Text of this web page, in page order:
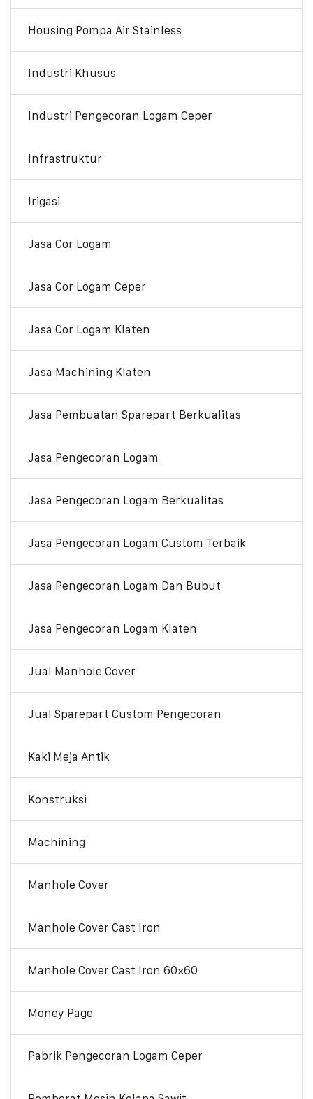
Housing Pompa Air Stainless
Industri Khusus
Industri Pengecoran Logam Ceper
Infrastruktur
Irigasi
Jasa Cor Logam
Jasa Cor Logam Ceper
Jasa Cor Logam Klaten
Jasa Machining Klaten
Jasa Pembuatan Sparepart Berkualitas
Jasa Pengecoran Logam
Jasa Pengecoran Logam Berkualitas
Jasa Pengecoran Logam Custom Terbaik
Jasa Pengecoran Logam Dan Bubut
Jasa Pengecoran Logam Klaten
Jual Manhole Cover
Jual Sparepart Custom Pengecoran
Kaki Meja Antik
Konstruksi
Machining
Manhole Cover
Manhole Cover Cast Iron
Manhole Cover Cast Iron 60×60
Money Page
Pabrik Pengecoran Logam Ceper